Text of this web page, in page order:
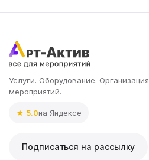
Услуги. Оборудование. Организация
мероприятий.
★ 5.0на Яндексе
Подписаться на рассылку